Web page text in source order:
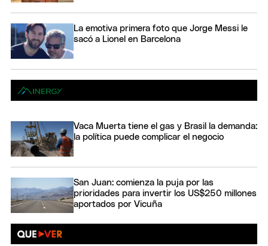
La emotiva primera foto que Jorge Messi le
sacó a Lionel en Barcelona
Vaca Muerta tiene el gas y Brasil la demanda:
la política puede complicar el negocio
San Juan: comienza la puja por las
prioridades para invertir los US$250 millones
aportados por Vicuña